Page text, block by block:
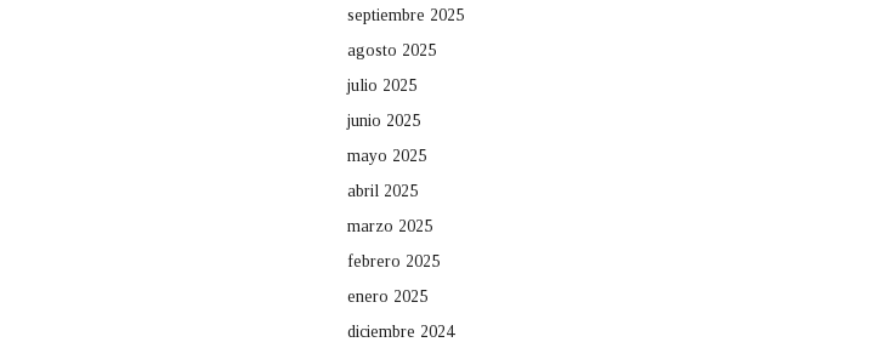
septiembre 2025
agosto 2025
julio 2025
junio 2025
mayo 2025
abril 2025
marzo 2025
febrero 2025
enero 2025
diciembre 2024